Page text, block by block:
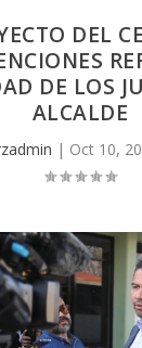
DEL
DE LOS
ALCALDE
| Oct 10,